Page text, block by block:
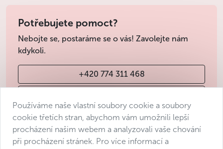
Potřebujete pomoct?
Nebojte se, postaráme se o vás! Zavolejte nám
kdykoli.
+420 774 311 468
Obchodní podmínky
Používáme naše vlastní soubory cookie a soubory
cookie třetích stran, abychom vám umožnili lepší
procházení našim webem a analyzovali vaše chování
při procházení stránek. Pro více informací a